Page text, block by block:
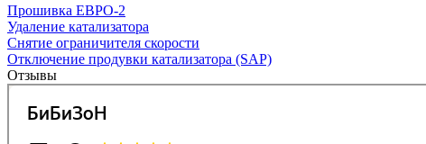
Прошивка ЕВРО-2
Удаление катализатора
Снятие ограничителя скорости
Отключение продувки катализатора (SAP)
Отзывы